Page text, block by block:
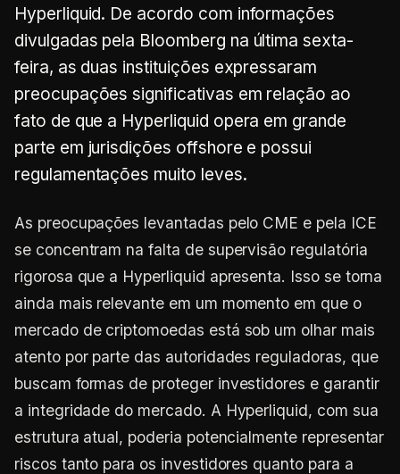
Hyperliquid. De acordo com informações
divulgadas pela Bloomberg na última sexta-
feira, as duas instituições expressaram
preocupações significativas em relação ao
fato de que a Hyperliquid opera em grande
parte em jurisdições offshore e possui
regulamentações muito leves.
As preocupações levantadas pelo CME e pela ICE
se concentram na falta de supervisão regulatória
rigorosa que a Hyperliquid apresenta. Isso se torna
ainda mais relevante em um momento em que o
mercado de criptomoedas está sob um olhar mais
atento por parte das autoridades reguladoras, que
buscam formas de proteger investidores e garantir
a integridade do mercado. A Hyperliquid, com sua
estrutura atual, poderia potencialmente representar
riscos tanto para os investidores quanto para a